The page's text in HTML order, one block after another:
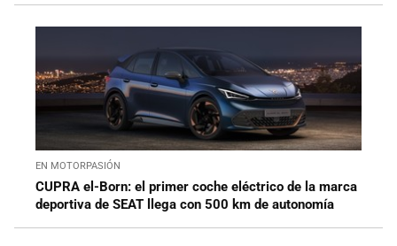
EN MOTORPASIÓN
CUPRA el-Born: el primer coche eléctrico de la marca
deportiva de SEAT llega con 500 km de autonomía